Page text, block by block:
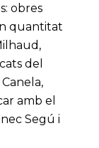
obres
quantitat
del
amb el
Segú i